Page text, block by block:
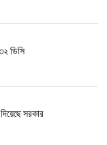
ডিসি
সরকার